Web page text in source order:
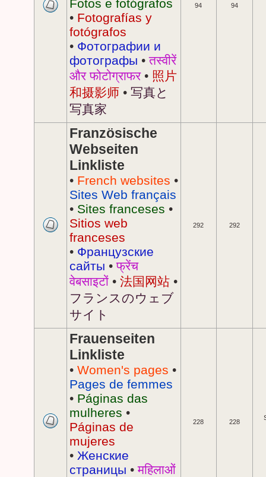
Fotos e fotógrafos
• Fotografías y
fotógrafos
• Фотографии и
фотографы •तस्वीरें
और फोटोग्राफर• 照片
和摄影师 • 写真と
写真家
94 94
Französische
Webseiten
Linkliste
• French websites •
Sites Web français
• Sites franceses •
Sitios web
franceses
• Французские
сайты •फ्रेंच
वेबसाइटों • 法国网站 •
フランスのウェブ
サイト
292 292
Frauenseiten
Linkliste
• Women's pages •
Pages de femmes
• Páginas das
mulheres •
Páginas de
mujeres
• Женские
страницы •महिलाओं
228 228